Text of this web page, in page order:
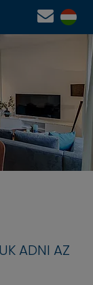
ADNI AZ